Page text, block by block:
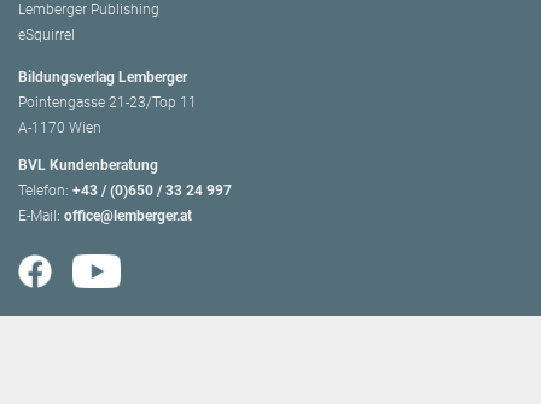
Lemberger Publishing
eSquirrel
Bildungsverlag Lemberger
Pointengasse 21-23/Top 11
A-1170 Wien
BVL Kundenberatung
Telefon: +43 / (0)650 / 33 24 997
E-Mail: office@lemberger.at